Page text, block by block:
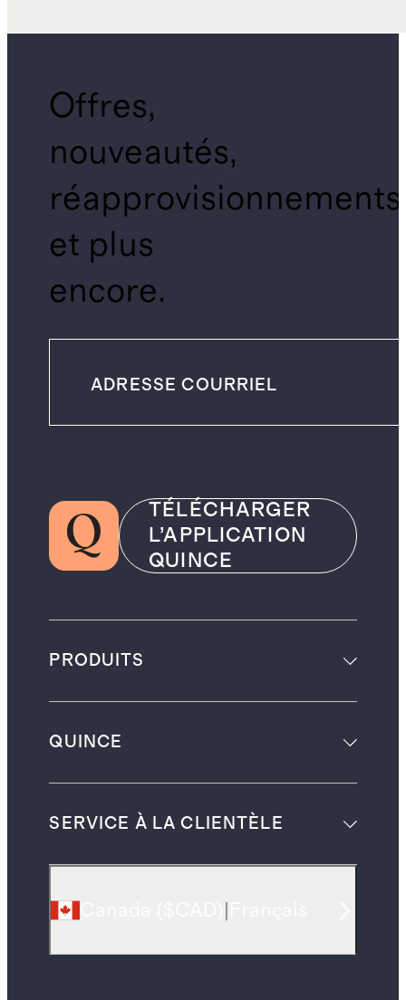
Offres,
nouveautés,
réapprovisionnements
et plus
encore.
TÉLÉCHARGER
L’APPLICATION
QUINCE
PRODUITS
QUINCE
SERVICE À LA CLIENTÈLE